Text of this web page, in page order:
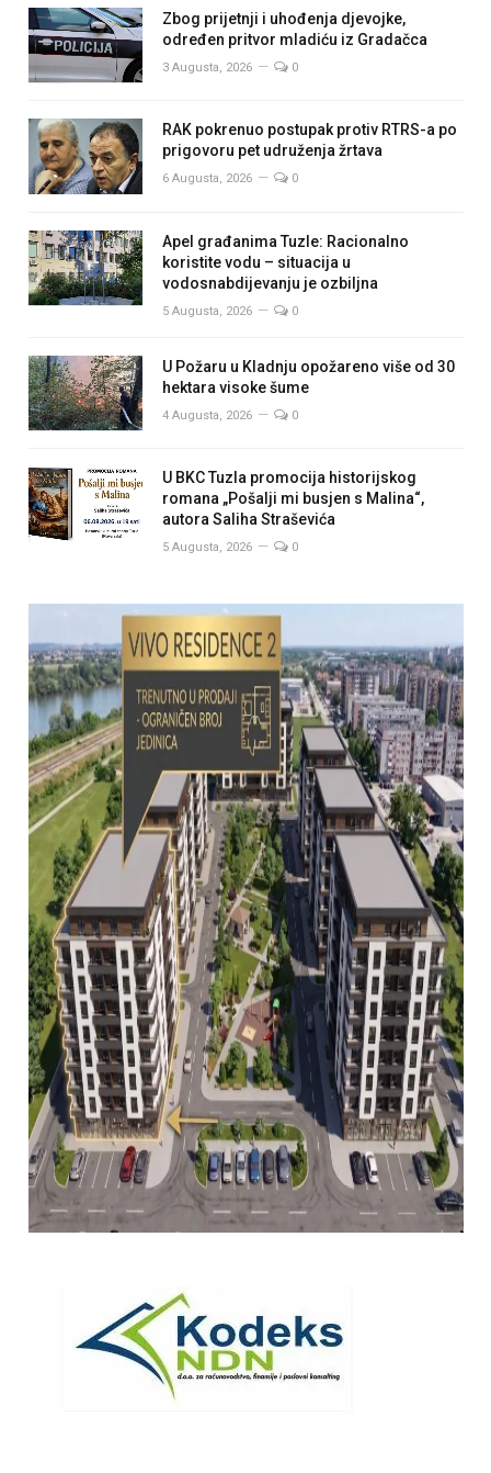
Zbog prijetnji i uhođenja djevojke,
određen pritvor mladiću iz Gradačca
3 Augusta, 2026 0
RAK pokrenuo postupak protiv RTRS-a po
prigovoru pet udruženja žrtava
6 Augusta, 2026 0
Apel građanima Tuzle: Racionalno
koristite vodu – situacija u
vodosnabdijevanju je ozbiljna
5 Augusta, 2026 0
U Požaru u Kladnju opožareno više od 30
hektara visoke šume
4 Augusta, 2026 0
U BKC Tuzla promocija historijskog
romana „Pošalji mi busjen s Malina“,
autora Saliha Straševića
5 Augusta, 2026 0